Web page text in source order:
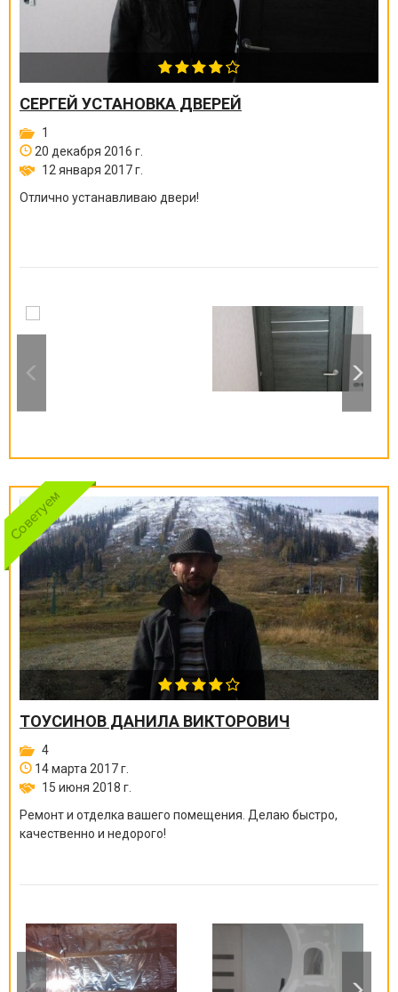
СЕРГЕЙ УСТАНОВКА ДВЕРЕЙ
1
20 декабря 2016 г.
12 января 2017 г.
Отлично устанавливаю двери!
ТОУСИНОВ ДАНИЛА ВИКТОРОВИЧ
4
14 марта 2017 г.
15 июня 2018 г.
Ремонт и отделка вашего помещения. Делаю быстро,
качественно и недорого!